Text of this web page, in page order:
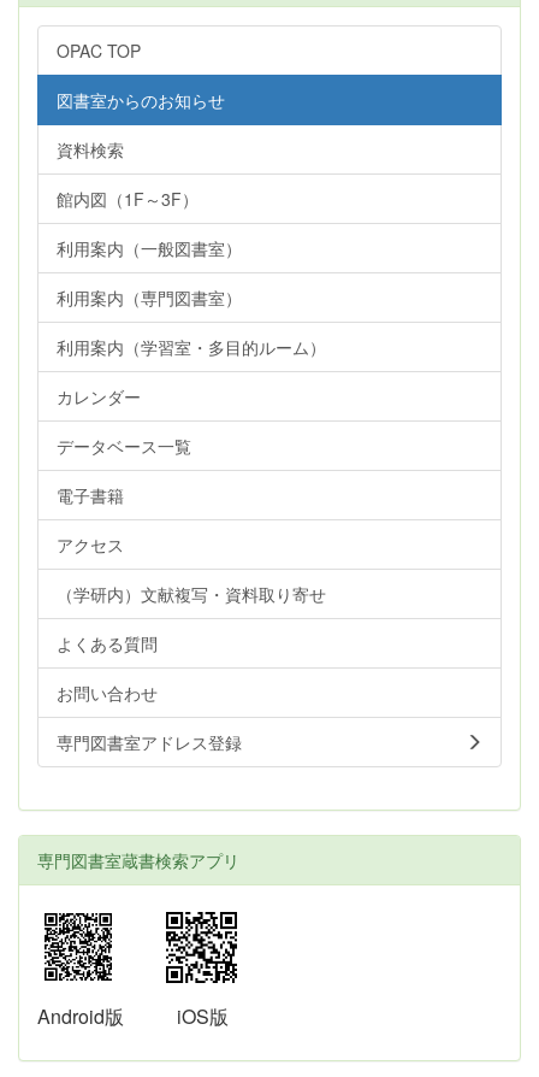
OPAC TOP
図書室からのお知らせ
資料検索
館内図（1F～3F）
利用案内（一般図書室）
利用案内（専門図書室）
利用案内（学習室・多目的ルーム）
カレンダー
データベース一覧
電子書籍
アクセス
（学研内）文献複写・資料取り寄せ
よくある質問
お問い合わせ
専門図書室アドレス登録
専門図書室蔵書検索アプリ
Android版 iOS版